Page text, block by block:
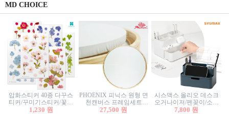
MD CHOICE
압화스티커 40종 다꾸스
티커/꾸미기스티커/꽃스
티커/압화꽃책갈피/팬시
1,230 원
PHOENIX 피닉스 원형 면
천캔버스 프레임세트
30cm/원형캔버스/플로팅
27,500 원
시스맥스 올리오 데스크
오거나이저/펜꽂이/소품
꽂이/소품함/정리함/수납
7,800 원